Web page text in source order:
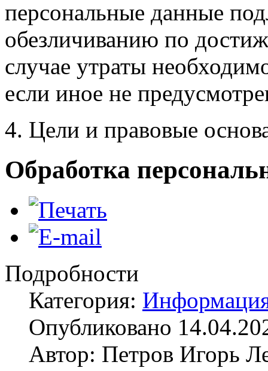
персональные данные
обезличиванию по
случае утраты
если иное не
4. Цели и правовые
Обработка
Подробности
Категория:
Опубликовано
Автор: Петров Игорь